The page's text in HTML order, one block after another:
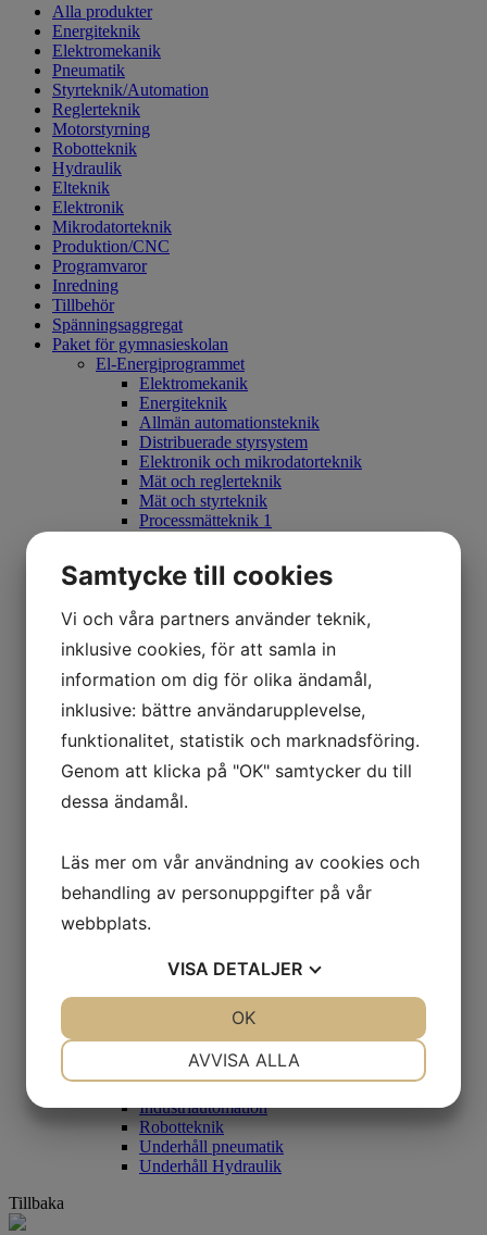
Alla produkter
Energiteknik
Elektromekanik
Pneumatik
Styrteknik/Automation
Reglerteknik
Motorstyrning
Robotteknik
Hydraulik
Elteknik
Elektronik
Mikrodatorteknik
Produktion/CNC
Programvaror
Inredning
Tillbehör
Spänningsaggregat
Paket för gymnasieskolan
El-Energiprogrammet
Elektromekanik
Energiteknik
Allmän automationsteknik
Distribuerade styrsystem
Elektronik och mikrodatorteknik
Mät och reglerteknik
Mät och styrteknik
Processmätteknik 1
Programmerbara styrsystem
Ellära 1
Praktisk Ellära
Elmotordrivsystem
Elmotorstyrning
Fastighetsautomation 1
Industriautomation
Industriell IT
Mekatronik 1
Mekatronik 2
Mikrodatortillämpningar
CAD 1&2
Mekatronik 1
Mekatronik 2
Programmering 1
Industriell IT
Lastbilsmonterad hydraulik och pneumatik
Mobil hydraulik 1
Industriprogrammet
Datorstyrd produktion
Industriautomation
Robotteknik
Underhåll pneumatik
Underhåll Hydraulik
Tillbaka
Samtycke till cookies
Vi och våra partners använder teknik,
inklusive cookies, för att samla in
information om dig för olika ändamål,
inklusive: bättre användarupplevelse,
funktionalitet, statistik och marknadsföring.
Genom att klicka på "OK" samtycker du till
dessa ändamål.
Läs mer om vår användning av cookies och
behandling av personuppgifter på vår
webbplats.
VISA DETALJER
MARKNADSFÖRING
AVVISA ALLA
OK